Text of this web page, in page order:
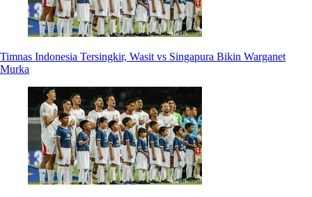
Timnas Indonesia Tersingkir, Wasit vs Singapura Bikin Warganet
Murka